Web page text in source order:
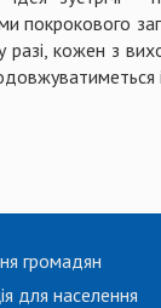
покрокового
разі, кожен з
громадян
для населення